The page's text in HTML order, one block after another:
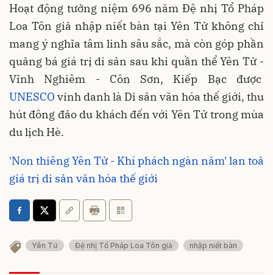
Hoạt động tưởng niệm 696 năm Đệ nhị Tổ Pháp
Loa Tôn giả nhập niết bàn tại Yên Tử không chỉ
mang ý nghĩa tâm linh sâu sắc, mà còn góp phần
quảng bá giá trị di sản sau khi quần thể Yên Tử -
Vĩnh Nghiêm - Côn Sơn, Kiếp Bạc được
UNESCO vinh danh là Di sản văn hóa thế giới, thu
hút đông đảo du khách đến với Yên Tử trong mùa
du lịch Hè.
'Non thiêng Yên Tử - Khí phách ngàn năm' lan toả
giá trị di sản văn hóa thế giới
Yên Tử Đệ nhị Tổ Pháp Loa Tôn giả nhập niết bàn